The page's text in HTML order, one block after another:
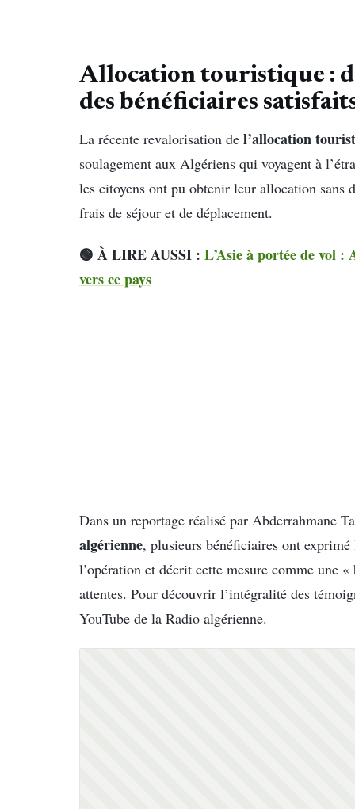
Allocation touristique :
des bénéficiaires
La récente revalorisation de l’allocation
soulagement aux Algériens qui voyagent à
les citoyens ont pu obtenir leur allocation
frais de séjour et de déplacement.
🟢 À LIRE AUSSI : L’Asie à portée de vol
vers ce pays
Dans un reportage réalisé par Abderrahmane
algérienne, plusieurs bénéficiaires ont
l’opération et décrit cette mesure comme une
attentes. Pour découvrir l’intégralité des
YouTube de la Radio algérienne.